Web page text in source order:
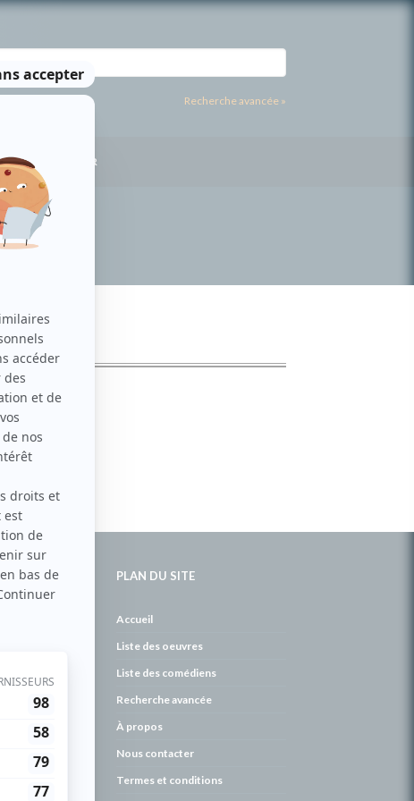
Recherche avancée »
CONTACTER
PLAN DU SITE
Accueil
Liste des oeuvres
Liste des comédiens
Recherche avancée
À propos
Nous contacter
Termes et conditions